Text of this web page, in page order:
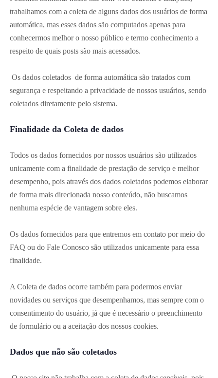
trabalhamos com a coleta de alguns dados dos usuários de forma
automática, mas esses dados são computados apenas para
conhecermos melhor o nosso público e termo conhecimento a
respeito de quais posts são mais acessados.
Os dados coletados de forma automática são tratados com
segurança e respeitando a privacidade de nossos usuários, sendo
coletados diretamente pelo sistema.
Finalidade da Coleta de dados
Todos os dados fornecidos por nossos usuários são utilizados
unicamente com a finalidade de prestação de serviço e melhor
desempenho, pois através dos dados coletados podemos elaborar
de forma mais direcionada nosso conteúdo, não buscamos
nenhuma espécie de vantagem sobre eles.
Os dados fornecidos para que entremos em contato por meio do
FAQ ou do Fale Conosco são utilizados unicamente para essa
finalidade.
A Coleta de dados ocorre também para podermos enviar
novidades ou serviços que desempenhamos, mas sempre com o
consentimento do usuário, já que é necessário o preenchimento
de formulário ou a aceitação dos nossos cookies.
Dados que não são coletados